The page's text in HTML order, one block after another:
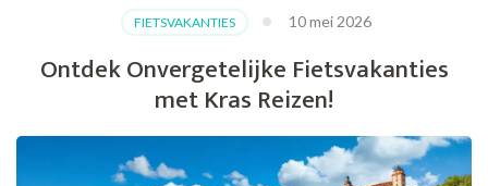
Fred
Fietsvakanties
FIETSVAKANTIES 10 mei 2026
Ontdek Onvergetelijke Fietsvakanties
met Kras Reizen!